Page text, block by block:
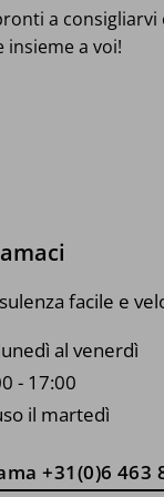
a consigliarvi
insieme a voi!
facile e
al venerdì
- 17:00
il martedì
+31(0)6 463